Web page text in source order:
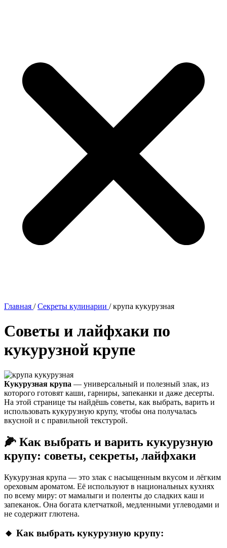
Главная /Секреты кулинарии /крупа кукурузная
Советы и лайфхаки по
кукурузной крупе
Кукурузная крупа — универсальный и полезный злак, из
которого готовят каши, гарниры, запеканки и даже десерты.
На этой странице ты найдёшь советы, как выбрать, варить и
использовать кукурузную крупу, чтобы она получалась
вкусной и с правильной текстурой.
🌽 Как выбрать и варить кукурузную
крупу: советы, секреты, лайфхаки
Кукурузная крупа — это злак с насыщенным вкусом и лёгким
ореховым ароматом. Её используют в национальных кухнях
по всему миру: от мамалыги и поленты до сладких каш и
запеканок. Она богата клетчаткой, медленными углеводами и
не содержит глютена.
🔸 Как выбрать кукурузную крупу: